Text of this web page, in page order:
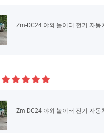
Zm-DC24 야외 놀이터 전기 자
Zm-DC24 야외 놀이터 전기 자